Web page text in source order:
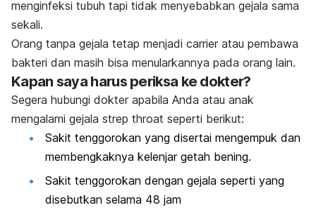
menginfeksi tubuh tapi tidak menyebabkan gejala sama
sekali.
Orang tanpa gejala tetap menjadi carrier atau pembawa
bakteri dan masih bisa menularkannya pada orang lain.
Kapan saya harus periksa ke dokter?
Segera hubungi dokter apabila Anda atau anak
mengalami gejala strep throat seperti berikut:
Sakit tenggorokan yang disertai mengempuk dan
membengkaknya kelenjar getah bening.
Sakit tenggorokan dengan gejala seperti yang
disebutkan selama 48 jam